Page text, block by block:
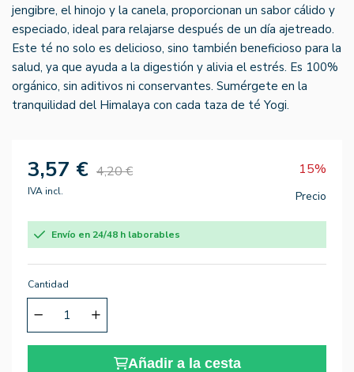
jengibre, el hinojo y la canela, proporcionan un sabor cálido y
especiado, ideal para relajarse después de un día ajetreado.
Este té no solo es delicioso, sino también beneficioso para la
salud, ya que ayuda a la digestión y alivia el estrés. Es 100%
orgánico, sin aditivos ni conservantes. Sumérgete en la
tranquilidad del Himalaya con cada taza de té Yogi.
3,57 € 4,20 € 15%
IVA incl. Precio
Envío en 24/48 h laborables
Cantidad
Añadir a la cesta